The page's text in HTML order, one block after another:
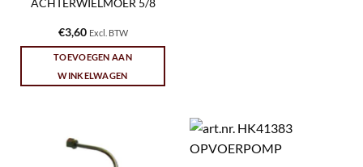
ACHTERWIELMOER 5/8
€3,60 Excl. BTW
TOEVOEGEN AAN
WINKELWAGEN